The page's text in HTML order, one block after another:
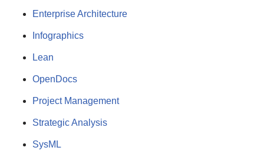
Enterprise Architecture
Infographics
Lean
OpenDocs
Project Management
Strategic Analysis
SysML